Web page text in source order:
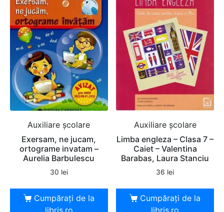
Auxiliare şcolare
Exersam, ne jucam,
ortograme invatam –
Aurelia Barbulescu
30 lei
Cumpărați de la
libris.ro
Auxiliare şcolare
Limba engleza – Clasa 7 –
Caiet – Valentina
Barabas, Laura Stanciu
36 lei
Cumpărați de la
libris.ro